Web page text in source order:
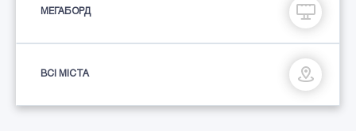
МЕГАБОРД
ВСІ МІСТА